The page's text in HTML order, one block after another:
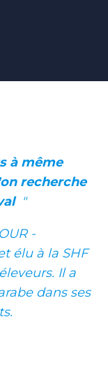
à même
recherche
"
-
élu à la SHF
Il a
dans ses